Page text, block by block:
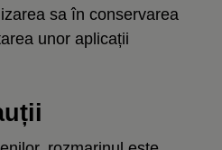
sa în conservarea
unor aplicații